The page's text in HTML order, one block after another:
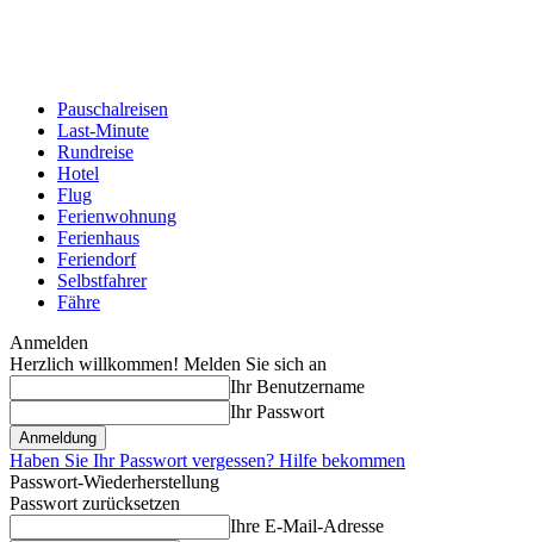
Pauschalreisen
Last-Minute
Rundreise
Hotel
Flug
Ferienwohnung
Ferienhaus
Feriendorf
Selbstfahrer
Fähre
Anmelden
Herzlich willkommen! Melden Sie sich an
Ihr Benutzername
Ihr Passwort
Haben Sie Ihr Passwort vergessen? Hilfe bekommen
Passwort-Wiederherstellung
Passwort zurücksetzen
Ihre E-Mail-Adresse